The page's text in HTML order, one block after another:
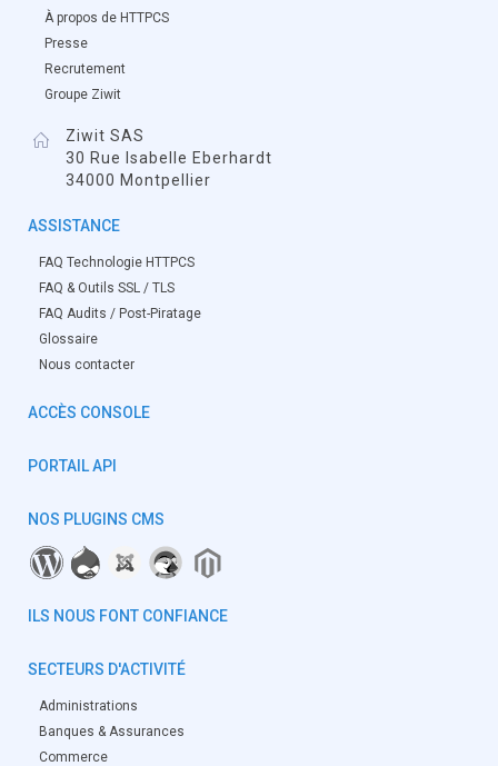
À propos de HTTPCS
Presse
Recrutement
Groupe Ziwit
Ziwit SAS
30 Rue Isabelle Eberhardt
34000 Montpellier
ASSISTANCE
FAQ Technologie HTTPCS
FAQ & Outils SSL / TLS
FAQ Audits / Post-Piratage
Glossaire
Nous contacter
ACCÈS CONSOLE
PORTAIL API
NOS PLUGINS CMS
ILS NOUS FONT CONFIANCE
SECTEURS D'ACTIVITÉ
Administrations
Banques & Assurances
Commerce